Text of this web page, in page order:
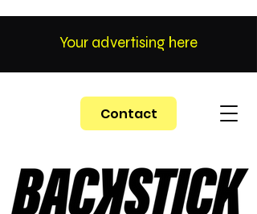
Contact
Your advertising here